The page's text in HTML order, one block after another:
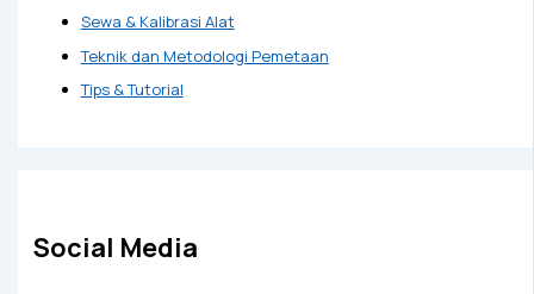
Sewa & Kalibrasi Alat
Teknik dan Metodologi Pemetaan
Tips & Tutorial
Social Media